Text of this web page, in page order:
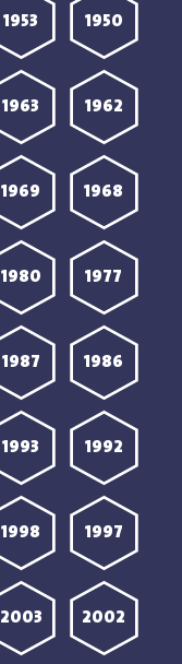
1950
1953
1962
1963
1968
1969
1977
1980
1986
1987
1992
1993
1997
1998
2002
2003